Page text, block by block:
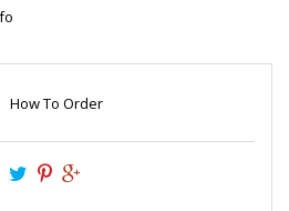
How To Order